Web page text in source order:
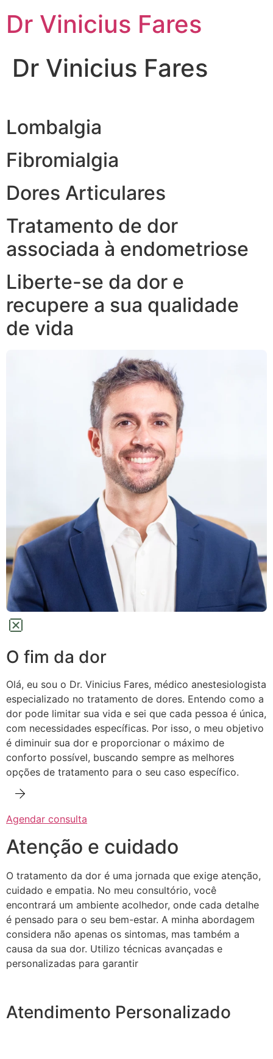
para
Dr Vinicius Fares
Dr Vinicius Fares
Lombalgia
Fibromialgia
Dores Articulares
Tratamento de dor
associada à endometriose
Liberte-se da dor e
recupere a sua qualidade
de vida
O fim da dor
Olá, eu sou o Dr. Vinicius Fares, médico anestesiologista
especializado no tratamento de dores. Entendo como a
dor pode limitar sua vida e sei que cada pessoa é única,
com necessidades específicas. Por isso, o meu objetivo
é diminuir sua dor e proporcionar o máximo de
conforto possível, buscando sempre as melhores
opções de tratamento para o seu caso específico.
Agendar consulta
Atenção e cuidado
O tratamento da dor é uma jornada que exige atenção,
cuidado e empatia. No meu consultório, você
encontrará um ambiente acolhedor, onde cada detalhe
é pensado para o seu bem-estar. A minha abordagem
considera não apenas os sintomas, mas também a
causa da sua dor. Utilizo técnicas avançadas e
personalizadas para garantir
Atendimento Personalizado